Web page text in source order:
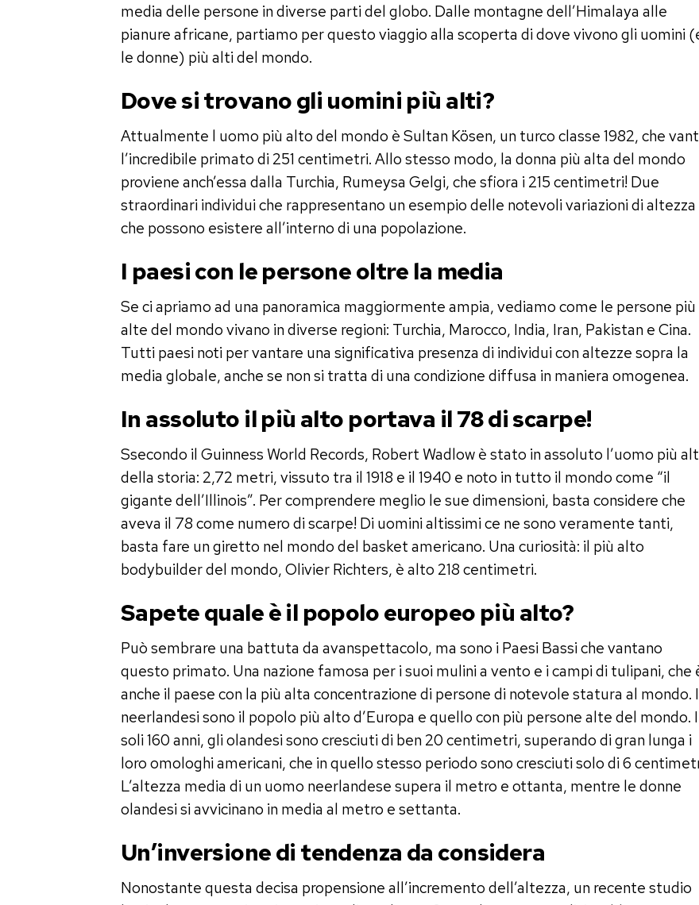
media delle persone in diverse parti del globo. Dalle montagne dell’Himalaya alle
pianure africane, partiamo per questo viaggio alla scoperta di dove vivono gli uomini
le donne) più alti del mondo.
Dove si trovano gli uomini più alti?
Attualmente l uomo più alto del mondo è Sultan Kösen, un turco classe 1982, che
l’incredibile primato di 251 centimetri. Allo stesso modo, la donna più alta del mondo
proviene anch’essa dalla Turchia, Rumeysa Gelgi, che sfiora i 215 centimetri! Due
straordinari individui che rappresentano un esempio delle notevoli variazioni di altezza
che possono esistere all’interno di una popolazione.
I paesi con le persone oltre la media
Se ci apriamo ad una panoramica maggiormente ampia, vediamo come le persone più
alte del mondo vivano in diverse regioni: Turchia, Marocco, India, Iran, Pakistan e Cina.
Tutti paesi noti per vantare una significativa presenza di individui con altezze sopra la
media globale, anche se non si tratta di una condizione diffusa in maniera omogenea.
In assoluto il più alto portava il 78 di scarpe!
Ssecondo il Guinness World Records, Robert Wadlow è stato in assoluto l’uomo più
della storia: 2,72 metri, vissuto tra il 1918 e il 1940 e noto in tutto il mondo come “il
gigante dell’Illinois”. Per comprendere meglio le sue dimensioni, basta considere che
aveva il 78 come numero di scarpe! Di uomini altissimi ce ne sono veramente tanti,
basta fare un giretto nel mondo del basket americano. Una curiosità: il più alto
bodybuilder del mondo, Olivier Richters, è alto 218 centimetri.
Sapete quale è il popolo europeo più alto?
Può sembrare una battuta da avanspettacolo, ma sono i Paesi Bassi che vantano
questo primato. Una nazione famosa per i suoi mulini a vento e i campi di tulipani, che
anche il paese con la più alta concentrazione di persone di notevole statura al mondo. I
neerlandesi sono il popolo più alto d’Europa e quello con più persone alte del mondo.
soli 160 anni, gli olandesi sono cresciuti di ben 20 centimetri, superando di gran lunga i
loro omologhi americani, che in quello stesso periodo sono cresciuti solo di 6
L’altezza media di un uomo neerlandese supera il metro e ottanta, mentre le donne
olandesi si avvicinano in media al metro e settanta.
Un’inversione di tendenza da considera
Nonostante questa decisa propensione all’incremento dell’altezza, un recente studio